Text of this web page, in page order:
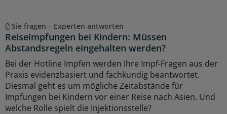
Sie fragen – Experten antworten
Reiseimpfungen bei Kindern: Müssen
Abstandsregeln eingehalten werden?
Bei der Hotline Impfen werden Ihre Impf-Fragen aus der
Praxis evidenzbasiert und fachkundig beantwortet.
Diesmal geht es um mögliche Zeitabstände für
Impfungen bei Kindern vor einer Reise nach Asien. Und
welche Rolle spielt die Injektionsstelle?